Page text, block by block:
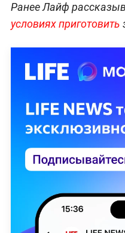
Ранее Лайф
условиях приготовить